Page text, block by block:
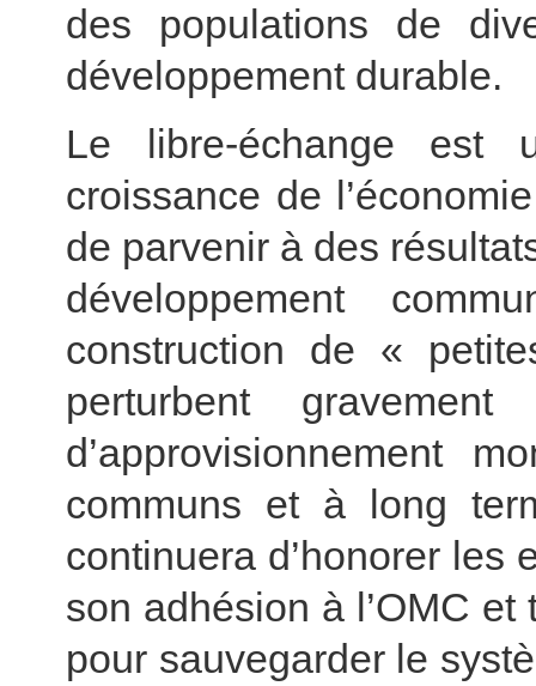
des populations de
développement durable.
Le libre-échange est
croissance de
de parvenir à des
développement
construction de «
perturbent
d’approvisionnement
communs et à long
continuera d’honorer les
son adhésion à l’OMC
pour sauvegarder le